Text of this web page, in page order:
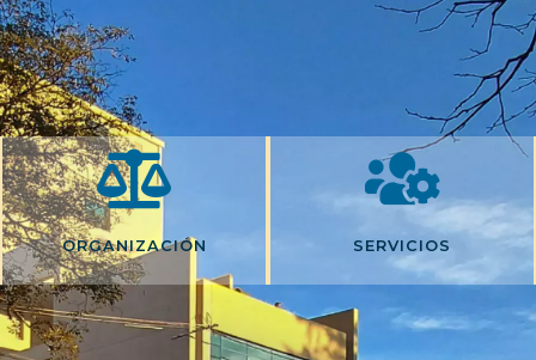
ORGANIZACIÓN SERVICIOS